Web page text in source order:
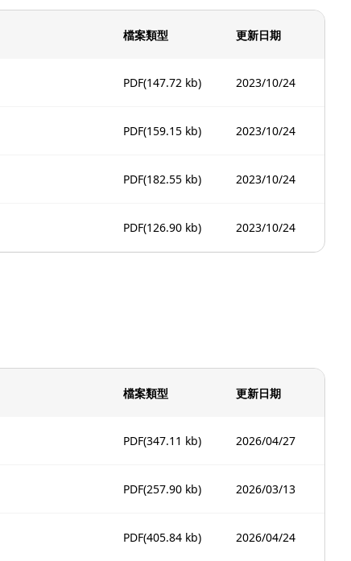
檔案類型 更新日期
PDF(147.72 kb) 2023/10/24
PDF(159.15 kb) 2023/10/24
PDF(182.55 kb) 2023/10/24
PDF(126.90 kb) 2023/10/24
檔案類型 更新日期
PDF(347.11 kb) 2026/04/27
PDF(257.90 kb) 2026/03/13
PDF(405.84 kb) 2026/04/24